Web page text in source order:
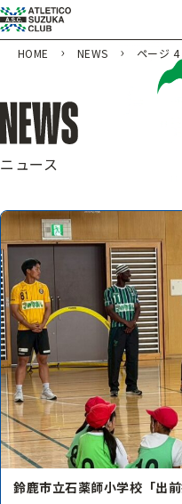
HOME NEWS ページ 4
ニュース
鈴鹿市立石薬師小学校「出